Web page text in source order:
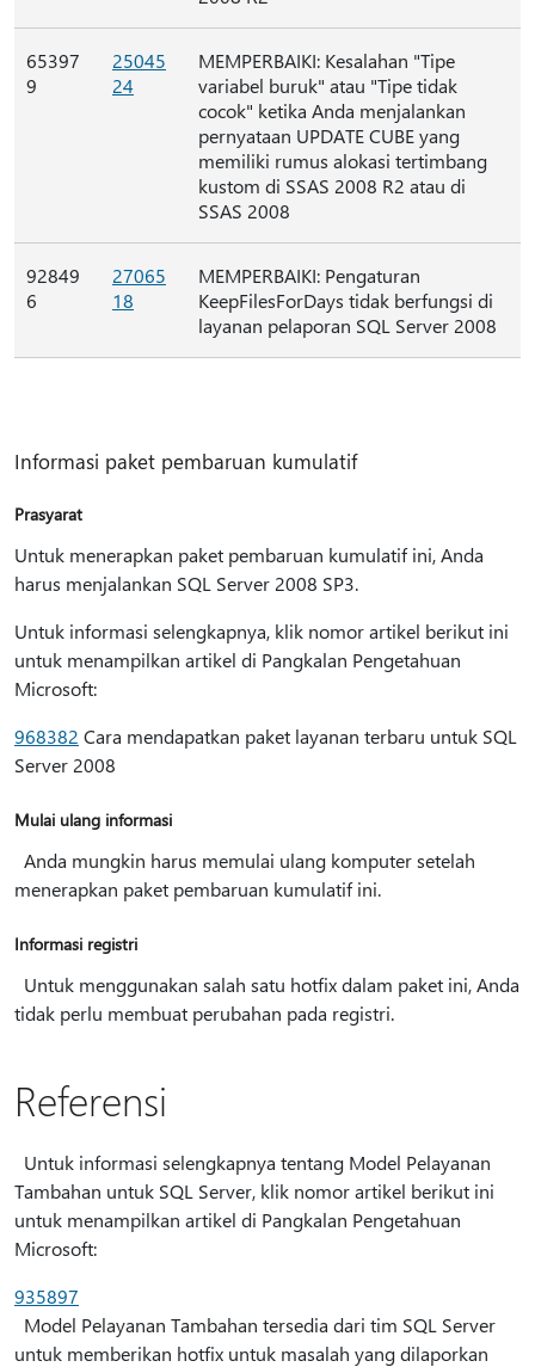
65397
9
25045
24
MEMPERBAIKI: Kesalahan "Tipe
variabel buruk" atau "Tipe tidak
cocok" ketika Anda menjalankan
pernyataan UPDATE CUBE yang
memiliki rumus alokasi tertimbang
kustom di SSAS 2008 R2 atau di
SSAS 2008
92849
6
27065
18
MEMPERBAIKI: Pengaturan
KeepFilesForDays tidak berfungsi di
layanan pelaporan SQL Server 2008
Informasi paket pembaruan kumulatif
Prasyarat
Untuk menerapkan paket pembaruan kumulatif ini, Anda
harus menjalankan SQL Server 2008 SP3.
Untuk informasi selengkapnya, klik nomor artikel berikut ini
untuk menampilkan artikel di Pangkalan Pengetahuan
Microsoft:
968382 Cara mendapatkan paket layanan terbaru untuk SQL
Server 2008
Mulai ulang informasi
Anda mungkin harus memulai ulang komputer setelah
menerapkan paket pembaruan kumulatif ini.
Informasi registri
Untuk menggunakan salah satu hotfix dalam paket ini, Anda
tidak perlu membuat perubahan pada registri.
Referensi
Untuk informasi selengkapnya tentang Model Pelayanan
Tambahan untuk SQL Server, klik nomor artikel berikut ini
untuk menampilkan artikel di Pangkalan Pengetahuan
Microsoft:
935897
Model Pelayanan Tambahan tersedia dari tim SQL Server
untuk memberikan hotfix untuk masalah yang dilaporkan